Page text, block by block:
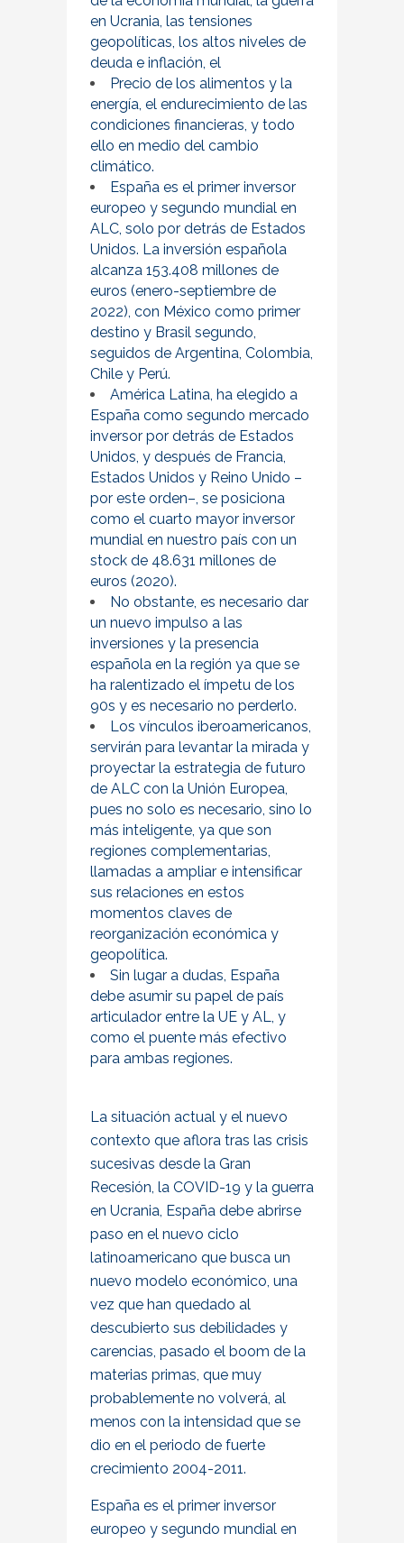
en Ucrania, las tensiones
geopolíticas, los altos niveles de
deuda e inflación, el
Precio de los alimentos y la
energía, el endurecimiento de las
condiciones financieras, y todo
ello en medio del cambio
climático.
España es el primer inversor
europeo y segundo mundial en
ALC, solo por detrás de Estados
Unidos. La inversión española
alcanza 153.408 millones de
euros (enero-septiembre de
2022), con México como primer
destino y Brasil segundo,
seguidos de Argentina, Colombia,
Chile y Perú.
América Latina, ha elegido a
España como segundo mercado
inversor por detrás de Estados
Unidos, y después de Francia,
Estados Unidos y Reino Unido –
por este orden–, se posiciona
como el cuarto mayor inversor
mundial en nuestro país con un
stock de 48.631 millones de
euros (2020).
No obstante, es necesario dar
un nuevo impulso a las
inversiones y la presencia
española en la región ya que se
ha ralentizado el ímpetu de los
90s y es necesario no perderlo.
Los vínculos iberoamericanos,
servirán para levantar la mirada y
proyectar la estrategia de futuro
de ALC con la Unión Europea,
pues no solo es necesario, sino lo
más inteligente, ya que son
regiones complementarias,
llamadas a ampliar e intensificar
sus relaciones en estos
momentos claves de
reorganización económica y
geopolítica.
Sin lugar a dudas, España
debe asumir su papel de país
articulador entre la UE y AL, y
como el puente más efectivo
para ambas regiones.
La situación actual y el nuevo
contexto que aflora tras las crisis
sucesivas desde la Gran
Recesión, la COVID-19 y la guerra
en Ucrania, España debe abrirse
paso en el nuevo ciclo
latinoamericano que busca un
nuevo modelo económico, una
vez que han quedado al
descubierto sus debilidades y
carencias, pasado el boom de la
materias primas, que muy
probablemente no volverá, al
menos con la intensidad que se
dio en el periodo de fuerte
crecimiento 2004-2011.
España es el primer inversor
europeo y segundo mundial en